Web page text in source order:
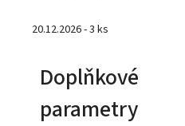
20.12.2026 - 3 ks
Doplňkové
parametry